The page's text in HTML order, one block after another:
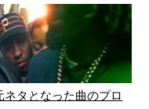
タとなった曲のプロ